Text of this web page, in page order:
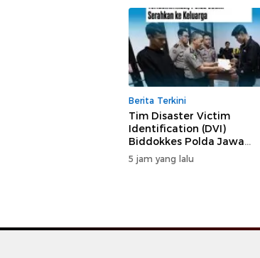
Berita Terkini
Tim Disaster Victim
Identification (DVI)
Biddokkes Polda Jawa
Timur terus melaksanakan
proses identifikasi korban
5 jam yang lalu